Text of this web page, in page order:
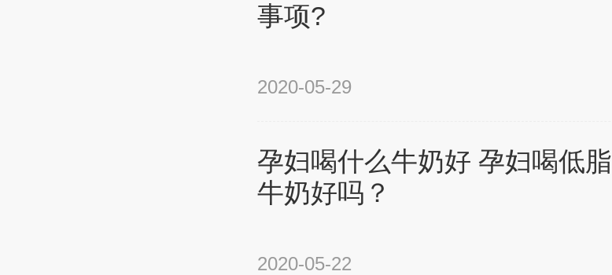
事项?
2020-05-29
孕妇喝什么牛奶好 孕妇喝低脂
牛奶好吗？
2020-05-22